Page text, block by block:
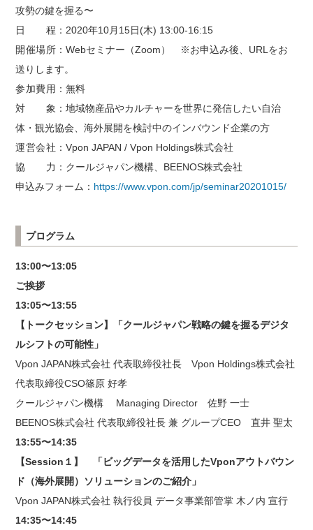
攻勢の鍵を握る〜
日程 ：2020年10月15日(木) 13:00-16:15
開催場所 ：Webセミナー（Zoom） ※お申込み後、URLをお
送りします。
参加費用 ：無料
対象 ：地域物産品やカルチャーを世界に発信したい自治
体・観光協会、海外展開を検討中のインバウンド企業の方
運営会社 ：Vpon JAPAN / Vpon Holdings株式会社
協力 ：クールジャパン機構、BEENOS株式会社
申込みフォーム： https://www.vpon.com/jp/seminar20201015/
プログラム
13:00〜13:05
ご挨拶
13:05〜13:55
【トークセッション】「クールジャパン戦略の鍵を握るデジタ
ルシフトの可能性」
Vpon JAPAN株式会社 代表取締役社長 Vpon Holdings株式会社
代表取締役CSO篠原 好孝
クールジャパン機構 Managing Director 佐野 一士
BEENOS株式会社 代表取締役社長 兼 グループCEO 直井 聖太
13:55〜14:35
【Session１】 「ビッグデータを活用したVponアウトバウン
ド（海外展開）ソリューションのご紹介」
Vpon JAPAN株式会社 執行役員 データ事業部管掌 木ノ内 宣行
14:35〜14:45